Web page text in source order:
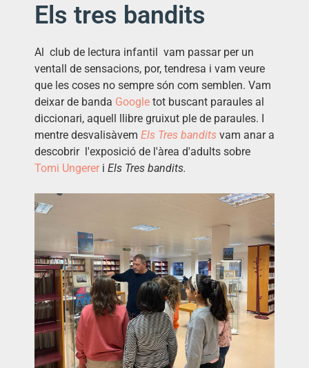
Els tres bandits
Al club de lectura infantil vam passar per un
ventall de sensacions, por, tendresa i vam veure
que les coses no sempre són com semblen. Vam
deixar de banda Google tot buscant paraules al
diccionari, aquell llibre gruixut ple de paraules. I
mentre desvalisàvem Els Tres bandits vam anar a
descobrir l'exposició de l'àrea d'adults sobre
Tomi Ungerer i Els Tres bandits.